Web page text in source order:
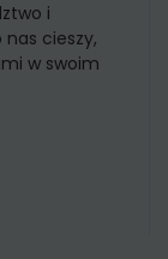
i
cieszy,
w swoim